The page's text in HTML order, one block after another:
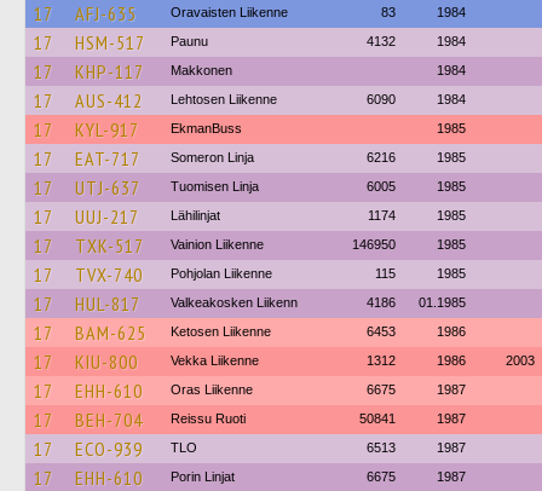
17 AFJ-635 Oravaisten Liikenne 83 1984
17 HSM-517 Paunu 4132 1984
17 KHP-117 Makkonen 1984
17 AUS-412 Lehtosen Liikenne 6090 1984
17 KYL-917 EkmanBuss 1985
17 EAT-717 Someron Linja 6216 1985
17 UTJ-637 Tuomisen Linja 6005 1985
17 UUJ-217 Lähilinjat 1174 1985
17 TXK-517 Vainion Liikenne 146950 1985
17 TVX-740 Pohjolan Liikenne 115 1985
17 HUL-817 Valkeakosken Liikenn 4186 01.1985
17 BAM-625 Ketosen Liikenne 6453 1986
17 KIU-800 Vekka Liikenne 1312 1986 2003
17 EHH-610 Oras Liikenne 6675 1987
17 BEH-704 Reissu Ruoti 50841 1987
17 ECO-939 TLO 6513 1987
17 EHH-610 Porin Linjat 6675 1987